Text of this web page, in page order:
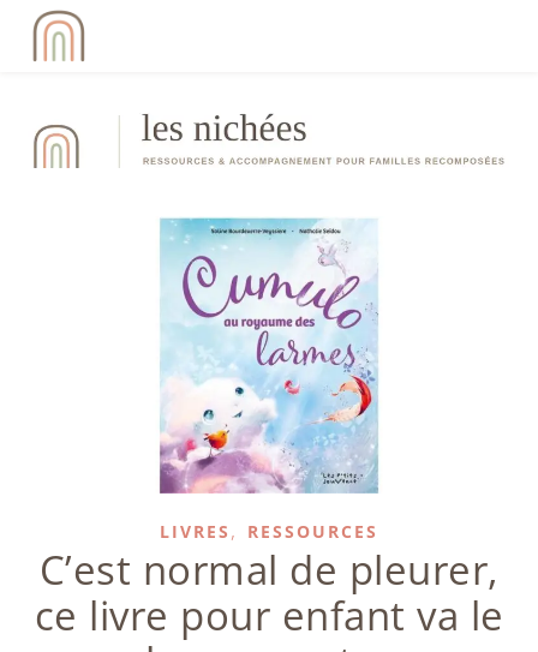
LIVRES , RESSOURCES
C’est normal de pleurer,
ce livre pour enfant va le